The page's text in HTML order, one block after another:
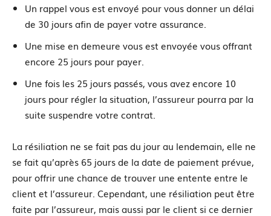
Un rappel vous est envoyé pour vous donner un délai
de 30 jours afin de payer votre assurance.
Une mise en demeure vous est envoyée vous offrant
encore 25 jours pour payer.
Une fois les 25 jours passés, vous avez encore 10
jours pour régler la situation, l’assureur pourra par la
suite suspendre votre contrat.
La résiliation ne se fait pas du jour au lendemain, elle ne
se fait qu’après 65 jours de la date de paiement prévue,
pour offrir une chance de trouver une entente entre le
client et l’assureur. Cependant, une résiliation peut être
faite par l’assureur, mais aussi par le client si ce dernier